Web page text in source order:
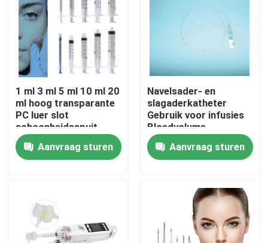
Fabriekstocht
Kwaliteitscontrole
Neem contact met ons op
Nieuws
Venturi-zuurstofmasker
1 ml 3 ml 5 ml 10 ml 20
ml hoog transparante
PC luer slot
schoonheidsspuit
mono schroef voor
cosmetica
Aanvraag sturen
Navelsader- en
slagaderkatheter
Gebruik voor infusies
Bloedvolume
uitbreiding Centrale
aderdrukcontrole
Parenterale voeding
Aanvraag sturen